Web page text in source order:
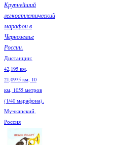
Крупнейший
легкоатлетический
марафон в
Черноземье
России.
Дистанции:
42,195 км,
21,0975 км, 10
км, 1055 метров
(1/40 марафона).
Мучкапский,
Россия